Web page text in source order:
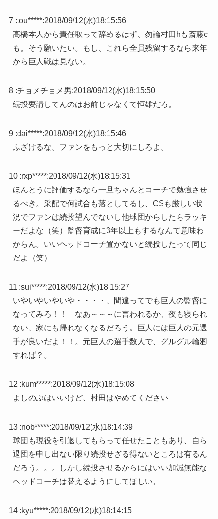
7 :tou*****:2018/09/12(水)18:15:56
高橋本人から責任取って辞めるはず、勿論村田hも斎藤c
も。そう願いたい。もし、これら全員残留するなら来年
から巨人戦は見ない。
8 :チョメチョメ男:2018/09/12(水)18:15:50
続投要請してんのはお前じゃなくて恒雄だろ。
9 :dai*****:2018/09/12(水)18:15:46
ふざけるな。ファンをもっと大切にしろよ。
10 :rxp*****:2018/09/12(水)18:15:31
ほんとうに評価するなら一旦ちゃんとコーチで勉強させ
るべき。采配で何試合も落としてるし、CSも厳しい状
況でファンは続投望んでないし他球団からしたらラッキ
ーだよな（笑）監督育成に3年以上もするなんて意味わ
からん。いいヘッドコーチ置かないと続投したって同じ
だよ（笑）
11 :sui*****:2018/09/12(水)18:15:27
いやいやいやいや・・・・、間違ってでも巨人の監督に
なってみろ！！ なあ～～～に言われるか、夜も寝られ
ない、家にも帰れなくなるだろう。巨人には巨人の元選
手が良いだよ！！。元巨人の選手数人で、グルグル輪廻
すれば？。
12 :kum*****:2018/09/12(水)18:15:08
よしのぶはいいけど、村田はやめてください
13 :nob*****:2018/09/12(水)18:14:39
球団も現役を引退してもらって任せたこともあり、自ら
退団を申し出ない限り続投せざる得ないところは有るん
だろう。。。しかし続投させるからにはいい加減無能な
ヘッドコーチは替えるようにしてほしい。
14 :kyu*****:2018/09/12(水)18:14:15